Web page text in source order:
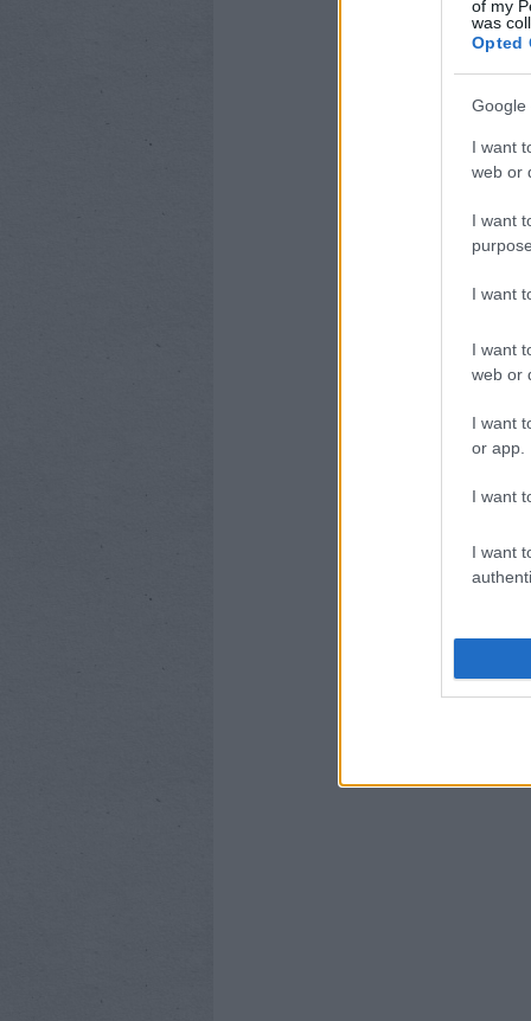
of my
was
Opted
Google
I want
web or
I want
I want
I want
web or
I want
or app.
I want
I want
Az Android 5.0 új
élményt jelentenek
várható a
helyi piacokon.
Ha szeretnél
AJÁNLOTT